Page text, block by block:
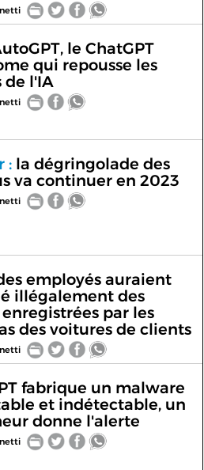
le ChatGPT
qui repousse les
de l'IA
:la dégringolade des
va continuer en 2023
employés auraient
illégalement des
par les
des voitures de clients
fabrique un malware
et indétectable, un
donne l'alerte